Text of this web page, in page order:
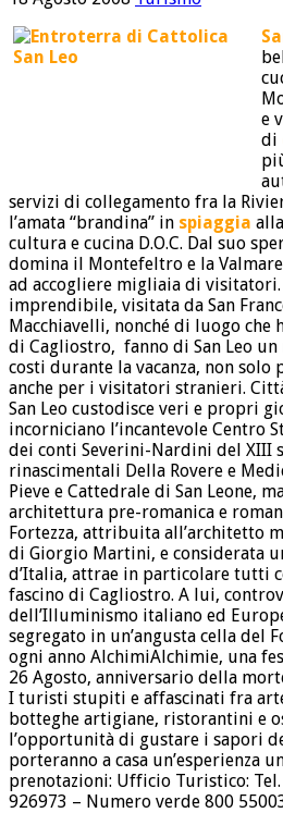
e
di
servizi di collegamento fra la
l’amata “brandina” in spiaggia
cultura e cucina D.O.C. Dal suo
domina il Montefeltro e la
ad accogliere migliaia di visitatori.
imprendibile, visitata da San
Macchiavelli, nonché di luogo
di Cagliostro, fanno di San Leo
costi durante la vacanza, non
anche per i visitatori stranieri.
San Leo custodisce veri e propri
incorniciano l’incantevole Centro
dei conti Severini-Nardini del XIII
rinascimentali Della Rovere e
Pieve e Cattedrale di San Leone,
architettura pre-romanica e
Fortezza, attribuita all’architetto
di Giorgio Martini, e considerata
d’Italia, attrae in particolare tutti
fascino di Cagliostro. A lui,
dell’Illuminismo italiano ed
segregato in un’angusta cella del
ogni anno AlchimiAlchimie, una
26 Agosto, anniversario della
I turisti stupiti e affascinati fra
botteghe artigiane, ristorantini e
l’opportunità di gustare i sapori
porteranno a casa un’esperienza
prenotazioni: Ufficio Turistico: Tel.
926973 – Numero verde 800